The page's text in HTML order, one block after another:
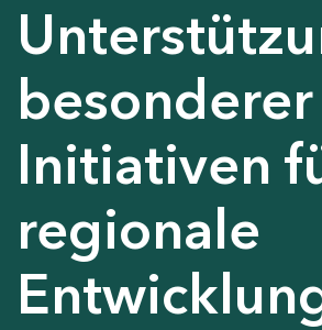
besonderer
Initiativen
regionale